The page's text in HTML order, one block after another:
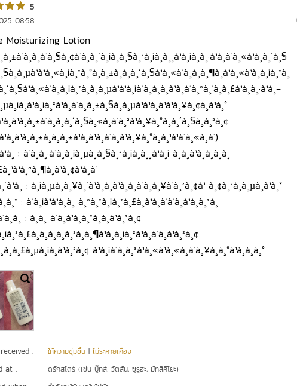
5
08:58
Moisturizing Lotion
: à¹à¸à¸·à¹à¸­à¸¡à¸µà¸à¸§à¸²à¸¡à¸à¸¸à¹à¸¡ à¸à¸­à¹à¸à¸à¸à¸
: à¸¡à¸µà¸à¸¥à¸´à¹à¸à¸­à¹à¸­à¸à¹à¸à¸¥à¹à¸²à¸¢à¹ à¸¢à¸²à¸à¸µà¸à¹à¸°
: à¹à¸¡à¹à¹à¸à¸ à¸ªà¸²à¸¡à¸²à¸£à¸à¹à¸à¹à¹à¸à¹à¸à¸²à¸
: à¸à¸ à¹à¸à¹à¸à¸²à¸à¸à¹à¸²à¸¢
à¹à¸¡à¹à¸à¸³à¹à¸«à¹à¸«à¸à¹à¸¥à¸­à¸°à¹à¸à¸­à¸°
: ให้ความชุ่มชื้น | ไม่ระคายเคือง
at : ดรักสโตร์ (เช่น บู๊ทส์, วัตสัน, ซูรูฮะ, มัทสึคิโยะ)